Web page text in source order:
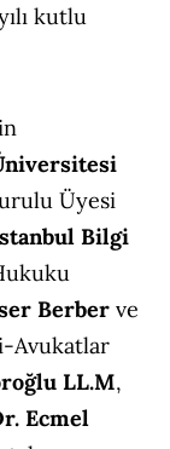
kutlu
Üyesi
Bilgi
Berber ve
Avukatlar
LL.M,
Ecmel